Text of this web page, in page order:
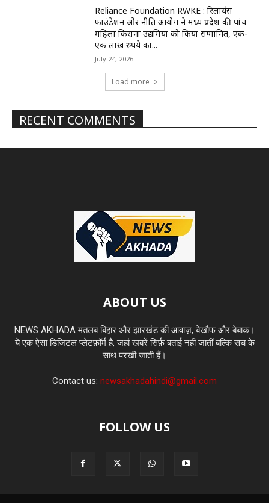
Reliance Foundation RWKE : रिलायंस
फाउंडेशन और नीति आयोग ने मध्य प्रदेश की पांच
महिला किराना उद्यमियों को किया सम्मानित, एक-
एक लाख रुपये का...
July 24, 2026
Load more
RECENT COMMENTS
ABOUT US
NEWS AKHADA मतलब बिहार और झारखंड की आवाज़, बेखौफ और बेबाक।
ये एक ऐसा डिजिटल प्लेटफ़ॉर्म है, जहां खबरें सिर्फ़ बताई नहीं जातीं बल्कि सच के
साथ परखी जाती हैं।
Contact us: newsakhadahindi@gmail.com
FOLLOW US